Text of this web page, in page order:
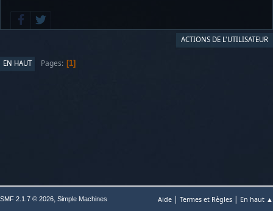
ACTIONS DE L'UTILISATEUR
EN HAUT Pages 1
Aide | Termes et Règles | En haut ▲
SMF 2.1.7 © 2026, Simple Machines